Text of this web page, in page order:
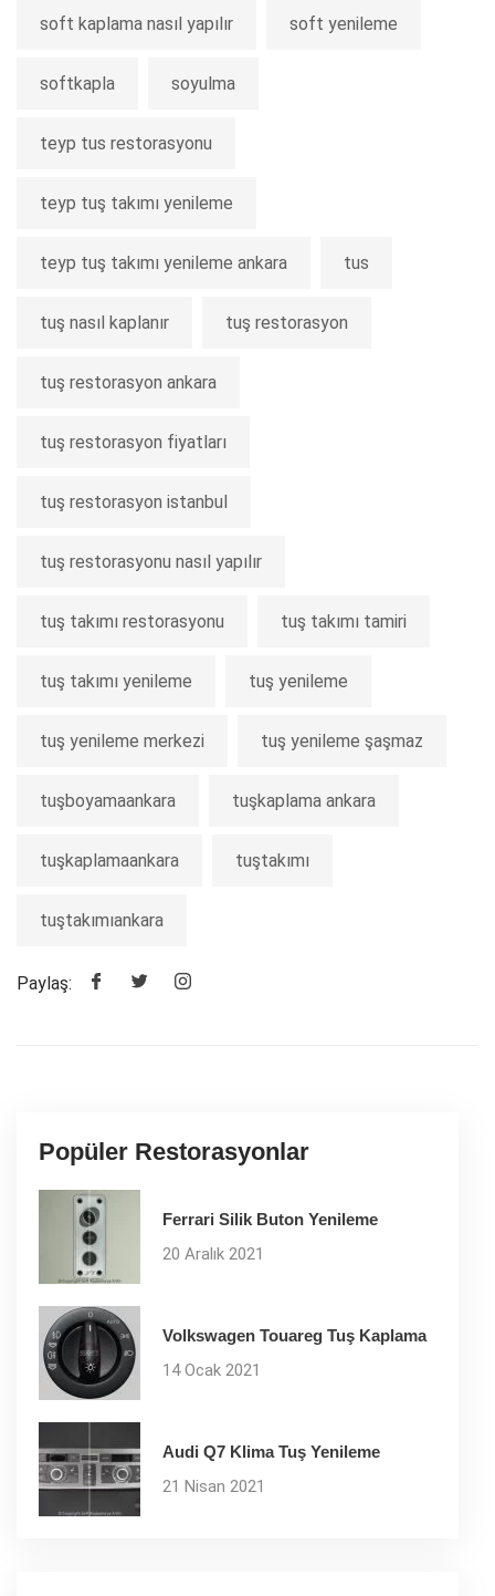
soft kaplama nasıl yapılır soft yenileme
softkapla soyulma
teyp tus restorasyonu
teyp tuş takımı yenileme
teyp tuş takımı yenileme ankara tus
tuş nasıl kaplanır tuş restorasyon
tuş restorasyon ankara
tuş restorasyon fiyatları
tuş restorasyon istanbul
tuş restorasyonu nasıl yapılır
tuş takımı restorasyonu tuş takımı tamiri
tuş takımı yenileme tuş yenileme
tuş yenileme merkezi tuş yenileme şaşmaz
tuşboyamaankara tuşkaplama ankara
tuşkaplamaankara tuştakımı
tuştakımıankara
Paylaş:
Popüler Restorasyonlar
Ferrari Silik Buton Yenileme
20 Aralık 2021
Volkswagen Touareg Tuş Kaplama
14 Ocak 2021
Audi Q7 Klima Tuş Yenileme
21 Nisan 2021